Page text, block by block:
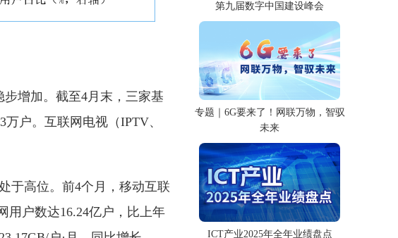
增加。截至4月末，三家基
户。互联网电视（IPTV、
于高位。前4个月，移动互联
用户数达16.24亿户，比上年
第九届数字中国建设峰会
专题｜6G要来了！网联万物，智驭
未来
ICT产业2025年全年业绩盘点